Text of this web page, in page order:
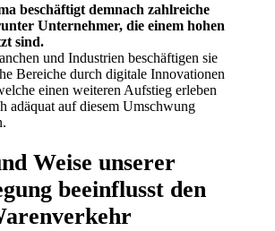
beschäftigt demnach zahlreiche
Unternehmer, die einem hohen
sind.
und Industrien beschäftigen sie
Bereiche durch digitale Innovationen
einen weiteren Aufstieg erleben
adäquat auf diesem Umschwung
Weise unserer
beeinflusst den